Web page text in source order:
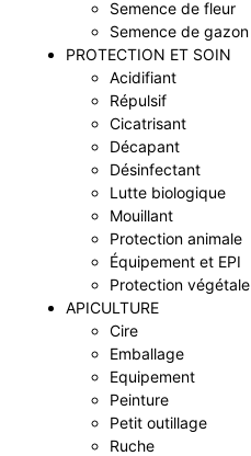
Semence de fleur
Semence de gazon
PROTECTION ET SOIN
Acidifiant
Répulsif
Cicatrisant
Décapant
Désinfectant
Lutte biologique
Mouillant
Protection animale
Équipement et EPI
Protection végétale
APICULTURE
Cire
Emballage
Equipement
Peinture
Petit outillage
Ruche